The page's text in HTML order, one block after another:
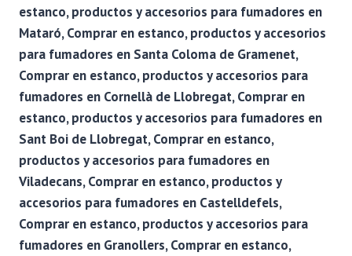
estanco, productos y accesorios para fumadores en
Mataró, Comprar en estanco, productos y accesorios
para fumadores en Santa Coloma de Gramenet,
Comprar en estanco, productos y accesorios para
fumadores en Cornellà de Llobregat, Comprar en
estanco, productos y accesorios para fumadores en
Sant Boi de Llobregat, Comprar en estanco,
productos y accesorios para fumadores en
Viladecans, Comprar en estanco, productos y
accesorios para fumadores en Castelldefels,
Comprar en estanco, productos y accesorios para
fumadores en Granollers, Comprar en estanco,